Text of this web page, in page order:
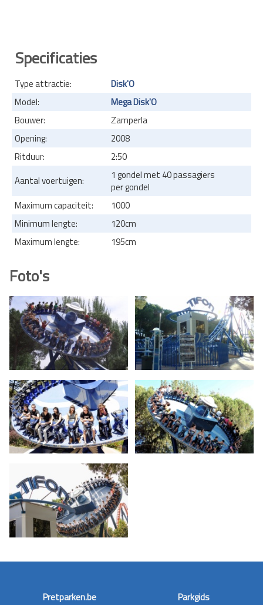
Specificaties
Type attractie:
Disk'O
Model:
Mega Disk'O
Bouwer:
Zamperla
Opening:
2008
Ritduur:
2:50
Aantal voertuigen:
1 gondel met 40 passagiers
per gondel
Maximum capaciteit:
1000
Minimum lengte:
120cm
Maximum lengte:
195cm
Foto's
Pretparken.be
Parkgids